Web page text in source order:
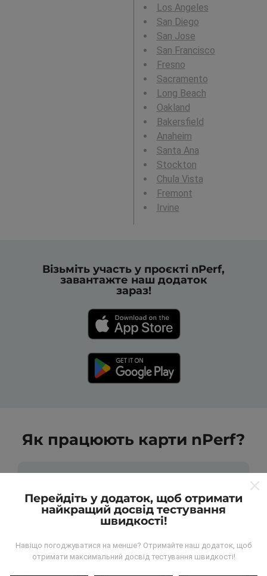
Los Angeles
San Diego
San Jose
San Francisco
Fresno
Sacramento
Long Beach
Oakland
Bakersfield
Anaheim
Santa Ana
Stockton
Chula Vista
Fremont
Irvine
Візьміть участь у проєкті nPerf,
завантажте наш додаток
зараз!
Як працюють карти nPerf?
Звідки беруться дані?
Дані збираються з тестів, проведених
користувачами програми nPerf. Це випробування,
Перейдіть у додаток, щоб отримати
найкращий досвід тестування
швидкості!
Навіщо погоджуватися на менше? Отримайте наш додаток, щоб
отримати максимальний досвід тестування швидкості!